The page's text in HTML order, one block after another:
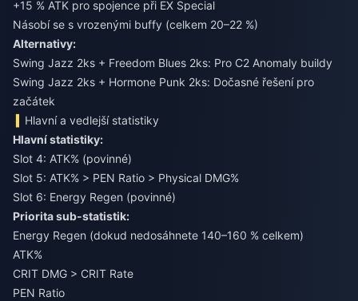
+15 % ATK pro spojence při EX Special
Násobí se s vrozenými buffy (celkem 20–22 %)
Alternativy:
Swing Jazz 2ks + Freedom Blues 2ks: Pro C2 Anomaly buildy
Swing Jazz 2ks + Hormone Punk 2ks: Dočasné řešení pro
začátek
Hlavní a vedlejší statistiky
Hlavní statistiky:
Slot 4: ATK% (povinné)
Slot 5: ATK% > PEN Ratio > Physical DMG%
Slot 6: Energy Regen (povinné)
Priorita sub-statistik:
Energy Regen (dokud nedosáhnete 140–160 % celkem)
ATK%
CRIT DMG > CRIT Rate
PEN Ratio